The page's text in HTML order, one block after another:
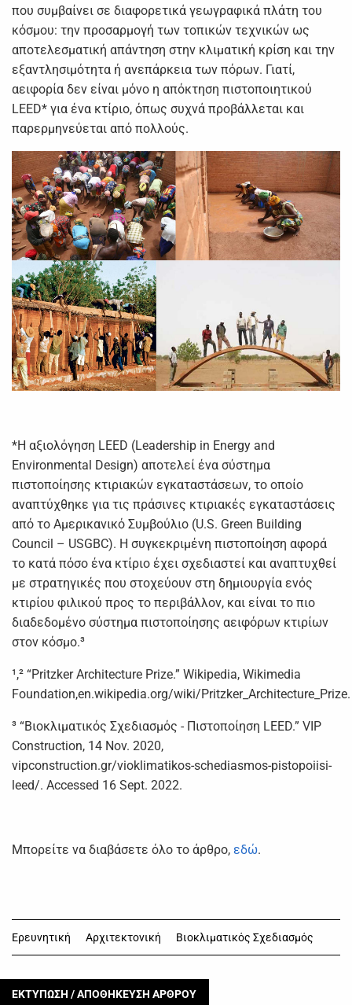
που συμβαίνει σε διαφορετικά γεωγραφικά πλάτη του
κόσμου: την προσαρμογή των τοπικών τεχνικών ως
αποτελεσματική απάντηση στην κλιματική κρίση και την
εξαντλησιμότητα ή ανεπάρκεια των πόρων. Γιατί,
αειφορία δεν είναι μόνο η απόκτηση πιστοποιητικού
LEED* για ένα κτίριο, όπως συχνά προβάλλεται και
παρερμηνεύεται από πολλούς.
*Η αξιολόγηση LEED (Leadership in Energy and
Environmental Design) αποτελεί ένα σύστημα
πιστοποίησης κτιριακών εγκαταστάσεων, το οποίο
αναπτύχθηκε για τις πράσινες κτιριακές εγκαταστάσεις
από το Αμερικανικό Συμβούλιο (U.S. Green Building
Council – USGBC). Η συγκεκριμένη πιστοποίηση αφορά
το κατά πόσο ένα κτίριο έχει σχεδιαστεί και αναπτυχθεί
με στρατηγικές που στοχεύουν στη δημιουργία ενός
κτιρίου φιλικού προς το περιβάλλον, και είναι το πιο
διαδεδομένο σύστημα πιστοποίησης αειφόρων κτιρίων
στον κόσμο.³
¹,² “Pritzker Architecture Prize.” Wikipedia, Wikimedia
Foundation,en.wikipedia.org/wiki/Pritzker_Architecture_Prize.
³ “Βιοκλιματικός Σχεδιασμός - Πιστοποίηση LEED.” VIP
Construction, 14 Nov. 2020,
vipconstruction.gr/vioklimatikos-schediasmos-pistopoiisi-
leed/. Accessed 16 Sept. 2022.
Μπορείτε να διαβάσετε όλο το άρθρο, εδώ.
Ερευνητική Αρχιτεκτονική Βιοκλιματικός Σχεδιασμός
ΕΚΤΥΠΩΣΗ / ΑΠΟΘΗΚΕΥΣΗ ΑΡΘΡΟΥ